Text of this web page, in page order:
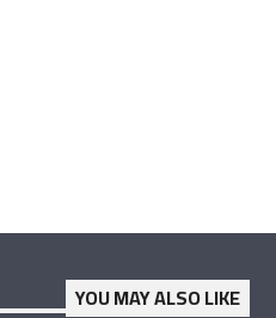
YOU MAY ALSO LIKE